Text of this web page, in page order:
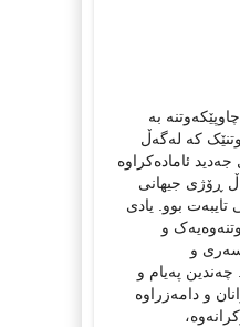
بە
کە لەگەڵ
ئامادەکراوە
ڕۆژی جیهانی
تایبەت بوو. یادی
و
و
پەیام و
و دامەزراوە